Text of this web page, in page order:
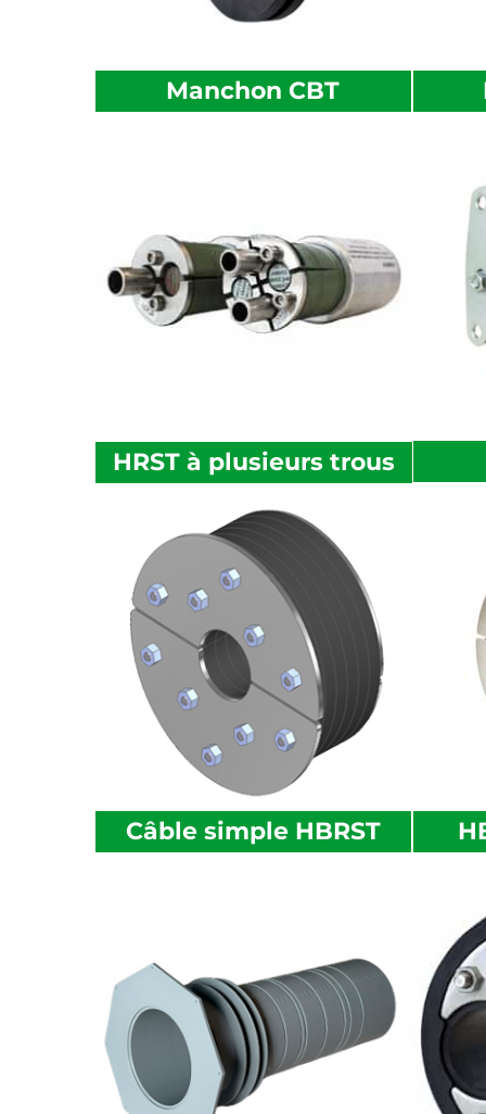
Manchon CBT
HRST à plusieurs trous
Câble simple HBRST